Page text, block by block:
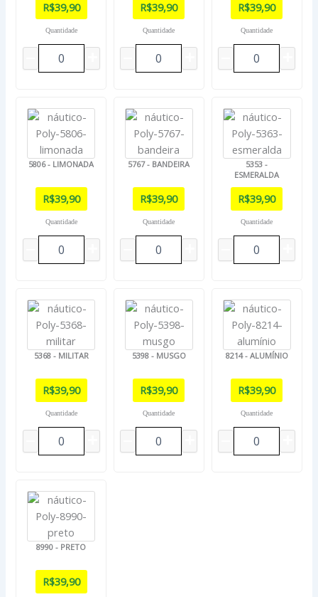
R$39,90
Quantidade
R$39,90
Quantidade
R$39,90
Quantidade
5806 - LIMONADA
R$39,90
Quantidade
5767 - BANDEIRA
R$39,90
Quantidade
5353 -
ESMERALDA
R$39,90
Quantidade
5368 - MILITAR
R$39,90
Quantidade
5398 - MUSGO
R$39,90
Quantidade
8214 - ALUMÍNIO
R$39,90
Quantidade
8990 - PRETO
R$39,90